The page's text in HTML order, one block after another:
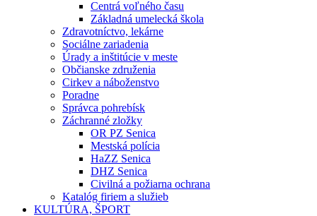
Centrá voľného času
Základná umelecká škola
Zdravotníctvo, lekárne
Sociálne zariadenia
Úrady a inštitúcie v meste
Občianske združenia
Cirkev a náboženstvo
Poradne
Správca pohrebísk
Záchranné zložky
OR PZ Senica
Mestská polícia
HaZZ Senica
DHZ Senica
Civilná a požiarna ochrana
Katalóg firiem a služieb
KULTÚRA, ŠPORT